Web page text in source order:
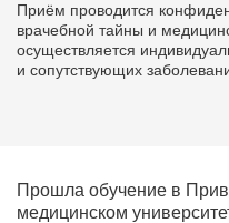
Приём проводится
врачебной тайны и
осуществляется
и сопутствующих
Прошла обучение в
медицинском